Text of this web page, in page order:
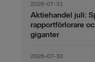
2026-07-31
Aktiehandel juli:
rapportförlorare
giganter
2026-07-30